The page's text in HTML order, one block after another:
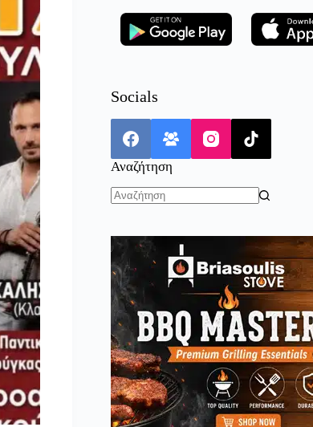
Socials
Αναζήτηση